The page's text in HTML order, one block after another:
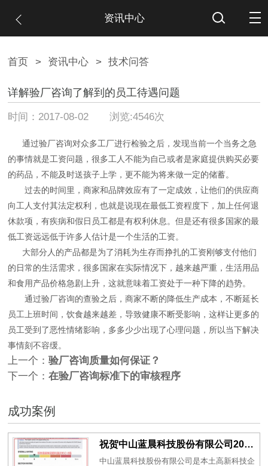
资讯中心
首页 > 资讯中心 > 技术问答
详解验厂咨询了解到的员工待遇问题
时间：2017-08-02 浏览:4546次
通过验厂咨询对众多工厂进行检验之后，发现当前一个当务之急
的事情就是工资问题，很多工人不能为自己或者是家庭提供购买必要
的药品，不能及时送孩子上学，更不能为将来做一定的储蓄。
过去的时间里，商家和品牌效应有了一定成效，让他们的供应商
向工人支付其法定权利，也就是说现在最低工资程度下，加上任何退
休款项，有疾病和假日员工都是有权利休息。但是还有很多国家的最
低工资远远低于许多人估计是一个生活的工资。
大部分人的产品都是为了消耗为生存而挣扎的工资刚够支付他们
的日常的生活需求，很多国家在实际情况下，越来越严重，生活用品
和食用产品价格急剧上升，这就意味着工资处于一种下降的趋势。
通过验厂咨询的查验之后，商家不断的降低生产成本，不断延长
员工上班时间，饮食越来越差，导致健康不断受影响，这样让更多的
员工受到了恶性情绪影响，多多少少出现了心理问题，所以当下解决
事情刻不容缓。
上一个：验厂咨询质量如何保证？
下一个：在验厂咨询标准下的审核程序
成功案例
祝贺中山蓝晨科技股份有限公司2026年一次性成功通过BSCI验厂-B级
中山蓝晨科技股份有限公司是本土高新科技企